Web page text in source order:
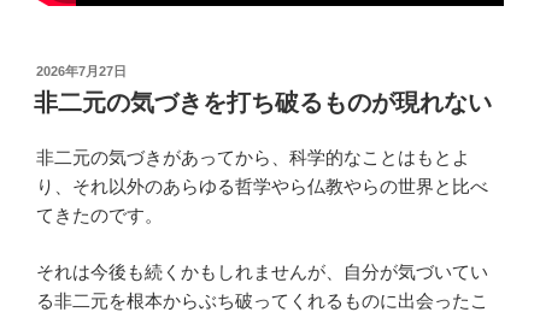
投
稿
日:
2026年7月27日
非二元の気づきを打ち破るものが現れない
非二元の気づきがあってから、科学的なことはもとよ
り、それ以外のあらゆる哲学やら仏教やらの世界と比べ
てきたのです。
それは今後も続くかもしれませんが、自分が気づいてい
る非二元を根本からぶち破ってくれるものに出会ったこ